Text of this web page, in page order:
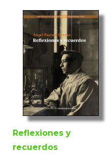
Reflexiones y
recuerdos